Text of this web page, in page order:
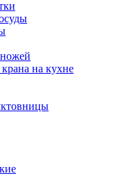
на кухне